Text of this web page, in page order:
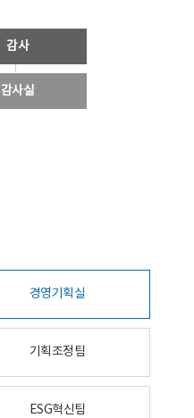
감사
감사실
경영기획실
기획조정팀
ESG혁신팀